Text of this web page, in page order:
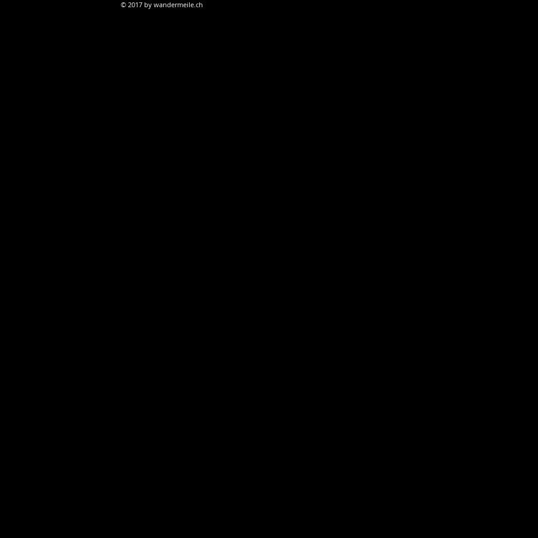
© 2017 by wandermeile.ch